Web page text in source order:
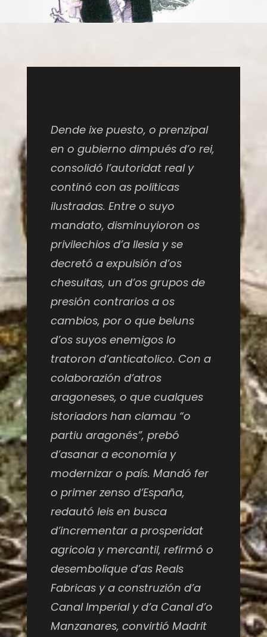
Dende ixe puesto, o prenzipal
en o gubierno dimpués d’o rei,
consolidó l’autoridat real y
continó con as politicas
ilustradas. Entre o suyo
mandato, disminuyioron os
privilechios d’a Ilesia y se
decretó a expulsión d’os
chesuitas, un d’os grupos de
presión contrarios a os
cambios, por o que beluns
d’os suyos enemigos lo
tratoron d’anticatolico. Con a
colaborazión d’atros
aragoneses, o que cualques
istoriadors han clamau “o
partiu aragonés”, prebó
d’asanar a economía y
modernizar o país. Mandó fer
o primer zenso d’España,
redautó leis en busca
d’incrementar a prosperidat
agricola y mercantil, refirmó o
desembolique d’as Reals
Fabricas y a construzión d’a
Canal Imperial y d’a Canal d’o
Manzanares, convirtió Madrit